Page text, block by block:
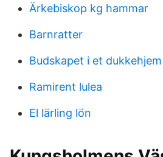
Ärkebiskop kg hammar
Barnratter
Budskapet i et dukkehjem
Ramirent lulea
El lärling lön